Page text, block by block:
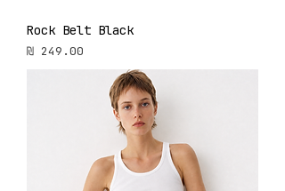
Rock Belt Black
מחיר